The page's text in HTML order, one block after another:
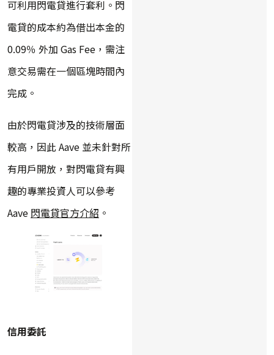
可利用閃電貸進行套利。閃
電貸的成本約為借出本金的
0.09％ 外加 Gas Fee，需注
意交易需在一個區塊時間內
完成。
由於閃電貸涉及的技術層面
較高，因此 Aave 並未針對所
有用戶開放，對閃電貸有興
趣的專業投資人可以參考
Aave 閃電貸官方介紹 。
信用委託